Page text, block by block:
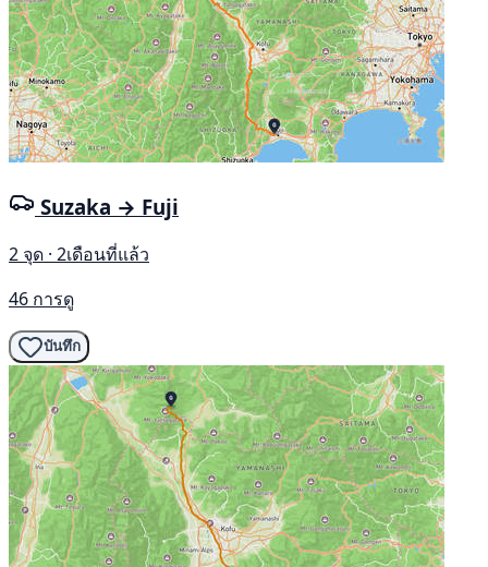
Suzaka → Fuji
2 จุด · 2เดือนที่แล้ว
46 การดู
บันทึก